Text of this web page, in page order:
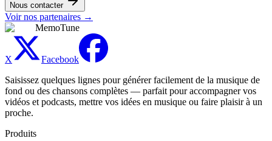
Nous contacter
Voir nos partenaires →
MemoTune
X
Facebook
Saisissez quelques lignes pour générer facilement de la musique de
fond ou des chansons complètes — parfait pour accompagner vos
vidéos et podcasts, mettre vos idées en musique ou faire plaisir à un
proche.
Produits